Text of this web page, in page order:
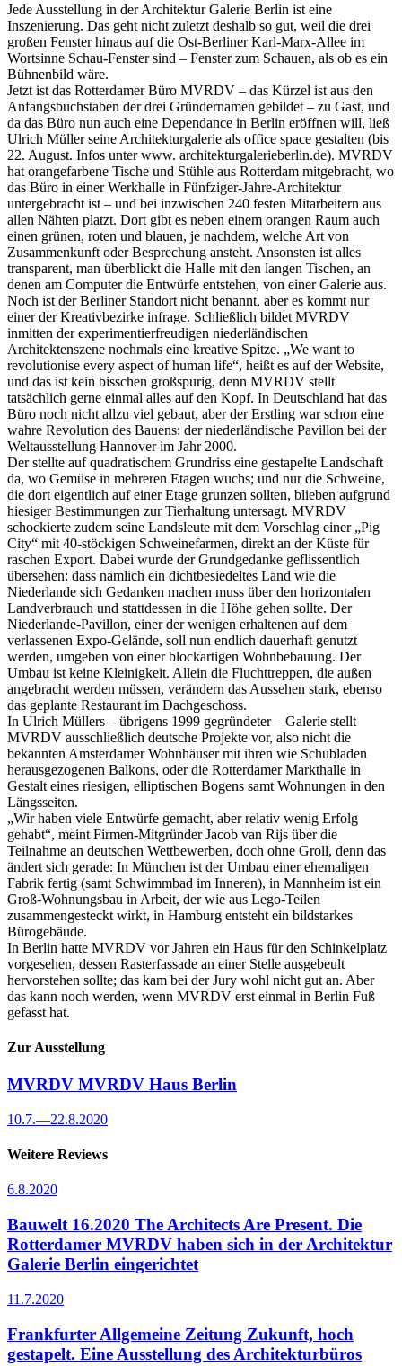
Jede Ausstellung in der Architektur Galerie Berlin ist eine
Inszenierung. Das geht nicht zuletzt deshalb so gut, weil die drei
großen Fenster hinaus auf die Ost-Berliner Karl-Marx-Allee im
Wortsinne Schau-Fenster sind – Fenster zum Schauen, als ob es ein
Bühnenbild wäre.
Jetzt ist das Rotterdamer Büro MVRDV – das Kürzel ist aus den
Anfangsbuchstaben der drei Gründernamen gebildet – zu Gast, und
da das Büro nun auch eine Dependance in Berlin eröffnen will, ließ
Ulrich Müller seine Architekturgalerie als office space gestalten (bis
22. August. Infos unter www. architekturgalerieberlin.de). MVRDV
hat orangefarbene Tische und Stühle aus Rotterdam mitgebracht, wo
das Büro in einer Werkhalle in Fünfziger-Jahre-Architektur
untergebracht ist – und bei inzwischen 240 festen Mitarbeitern aus
allen Nähten platzt. Dort gibt es neben einem orangen Raum auch
einen grünen, roten und blauen, je nachdem, welche Art von
Zusammenkunft oder Besprechung ansteht. Ansonsten ist alles
transparent, man überblickt die Halle mit den langen Tischen, an
denen am Computer die Entwürfe entstehen, von einer Galerie aus.
Noch ist der Berliner Standort nicht benannt, aber es kommt nur
einer der Kreativbezirke infrage. Schließlich bildet MVRDV
inmitten der experimentierfreudigen niederländischen
Architektenszene nochmals eine kreative Spitze. „We want to
revolutionise every aspect of human life“, heißt es auf der Website,
und das ist kein bisschen großspurig, denn MVRDV stellt
tatsächlich gerne einmal alles auf den Kopf. In Deutschland hat das
Büro noch nicht allzu viel gebaut, aber der Erstling war schon eine
wahre Revolution des Bauens: der niederländische Pavillon bei der
Weltausstellung Hannover im Jahr 2000.
Der stellte auf quadratischem Grundriss eine gestapelte Landschaft
da, wo Gemüse in mehreren Etagen wuchs; und nur die Schweine,
die dort eigentlich auf einer Etage grunzen sollten, blieben aufgrund
hiesiger Bestimmungen zur Tierhaltung untersagt. MVRDV
schockierte zudem seine Landsleute mit dem Vorschlag einer „Pig
City“ mit 40-stöckigen Schweinefarmen, direkt an der Küste für
raschen Export. Dabei wurde der Grundgedanke geflissentlich
übersehen: dass nämlich ein dichtbesiedeltes Land wie die
Niederlande sich Gedanken machen muss über den horizontalen
Landverbrauch und stattdessen in die Höhe gehen sollte. Der
Niederlande-Pavillon, einer der wenigen erhaltenen auf dem
verlassenen Expo-Gelände, soll nun endlich dauerhaft genutzt
werden, umgeben von einer blockartigen Wohnbebauung. Der
Umbau ist keine Kleinigkeit. Allein die Fluchttreppen, die außen
angebracht werden müssen, verändern das Aussehen stark, ebenso
das geplante Restaurant im Dachgeschoss.
In Ulrich Müllers – übrigens 1999 gegründeter – Galerie stellt
MVRDV ausschließlich deutsche Projekte vor, also nicht die
bekannten Amsterdamer Wohnhäuser mit ihren wie Schubladen
herausgezogenen Balkons, oder die Rotterdamer Markthalle in
Gestalt eines riesigen, elliptischen Bogens samt Wohnungen in den
Längsseiten.
„Wir haben viele Entwürfe gemacht, aber relativ wenig Erfolg
gehabt“, meint Firmen-Mitgründer Jacob van Rijs über die
Teilnahme an deutschen Wettbewerben, doch ohne Groll, denn das
ändert sich gerade: In München ist der Umbau einer ehemaligen
Fabrik fertig (samt Schwimmbad im Inneren), in Mannheim ist ein
Groß-Wohnungsbau in Arbeit, der wie aus Lego-Teilen
zusammengesteckt wirkt, in Hamburg entsteht ein bildstarkes
Bürogebäude.
In Berlin hatte MVRDV vor Jahren ein Haus für den Schinkelplatz
vorgesehen, dessen Rasterfassade an einer Stelle ausgebeult
hervorstehen sollte; das kam bei der Jury wohl nicht gut an. Aber
das kann noch werden, wenn MVRDV erst einmal in Berlin Fuß
gefasst hat.
Zur Ausstellung
MVRDV MVRDV Haus Berlin
10.7.—22.8.2020
Weitere Reviews
6.8.2020
Bauwelt 16.2020 The Architects Are Present. Die
Rotterdamer MVRDV haben sich in der Architektur
Galerie Berlin eingerichtet
11.7.2020
Frankfurter Allgemeine Zeitung Zukunft, hoch
gestapelt. Eine Ausstellung des Architekturbüros